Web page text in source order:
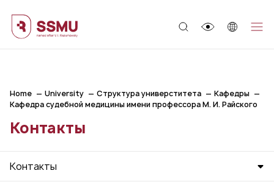
Home University Структура универститета
Кафедры
Кафедра судебной медицины имени профессора М. И. Райского
Контакты
Контакты